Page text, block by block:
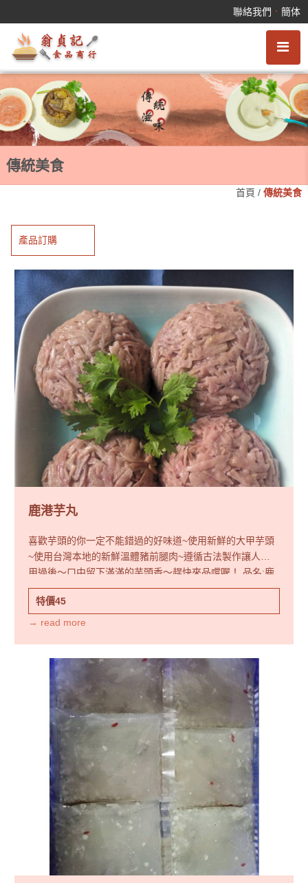
聯絡我們 ． 簡体
傳統美食
首頁 /傳統美食
產品訂購
鹿港芋丸
喜歡芋頭的你一定不能錯過的好味道~使用新鮮的大甲芋頭
~使用台灣本地的新鮮溫體豬前腿肉~遵循古法製作讓人食
用過後～口中留下滿滿的芋頭香～趕快來品嚐喔！ 品名:鹿
港芋丸內容物:大甲芋頭.前腿肉.調味料.....重量:4兩(200克)
調理方法：1.電鍋蒸煮-電鍋倒入量米杯一杯水，需墊高加
熱，加熱至煮飯鍵跳起即可食用。2.微波爐加熱-設定中
特價45
→ read more